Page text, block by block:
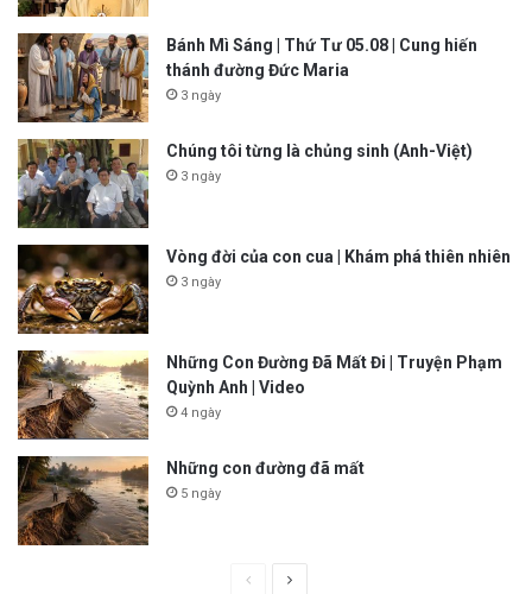
Bánh Mì Sáng | Thứ Tư 05.08 | Cung hiến
thánh đường Đức Maria
3 ngày
Chúng tôi từng là chủng sinh (Anh-Việt)
3 ngày
Vòng đời của con cua | Khám phá thiên nhiên
3 ngày
Những Con Đường Đã Mất Đi | Truyện Phạm
Quỳnh Anh | Video
4 ngày
Những con đường đã mất
5 ngày